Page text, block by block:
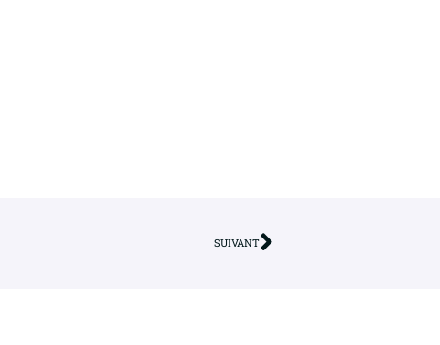
SUIVANT